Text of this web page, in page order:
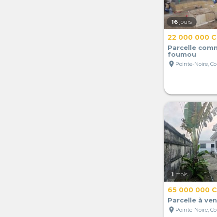
16 jours
22 000 000
Parcelle
foumou
location_on Pointe-Noire,
1 mois
65 000 000
Parcelle à
location_on Pointe-Noire,